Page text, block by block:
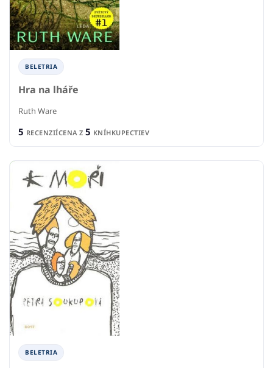
BELETRIA
Hra na lháře
Ruth Ware
5 RECENZIÍCENA Z 5 KNÍHKUPECTIEV
BELETRIA